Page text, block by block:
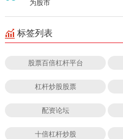
为股市
标签列表
股票百倍杠杆平台
杠杆炒股股票
配资论坛
十倍杠杆炒股